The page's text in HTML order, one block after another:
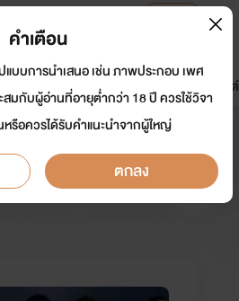
อีบุ๊ก การ์ตูน
มาใหม่
ดรีมแชท ธัญลิสต์
(bts got7)
คำเตือน
แบบการนำเสนอ เช่น ภาพประกอบ เพศ
สมกับผู้อ่านที่อายุต่ำกว่า 18 ปี ควรใช้วิจา
รือควรได้รับคำแนะนำจากผู้ใหญ่
ตกลง